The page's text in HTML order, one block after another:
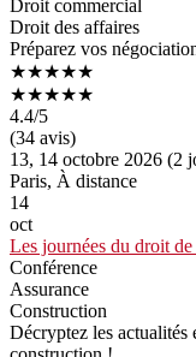
Droit commercial​
Droit des affaires
Préparez vos
★★★★★
★★★★★
4.4/5
(34 avis)
13, 14 octobre 2026 (2
Paris, À distance
14
oct
Les journées du droit
Conférence
Assurance
Construction
Décryptez les actualités